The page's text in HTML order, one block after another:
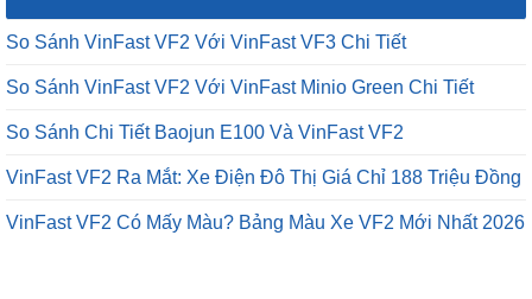
So Sánh VinFast VF2 Với VinFast VF3 Chi Tiết
So Sánh VinFast VF2 Với VinFast Minio Green Chi Tiết
So Sánh Chi Tiết Baojun E100 Và VinFast VF2
VinFast VF2 Ra Mắt: Xe Điện Đô Thị Giá Chỉ 188 Triệu Đồng
VinFast VF2 Có Mấy Màu? Bảng Màu Xe VF2 Mới Nhất 2026